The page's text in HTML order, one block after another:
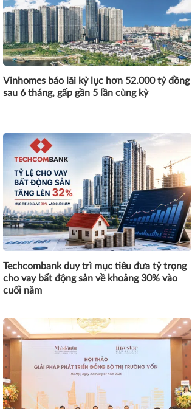
Vinhomes báo lãi kỷ lục hơn 52.000 tỷ đồng
sau 6 tháng, gấp gần 5 lần cùng kỳ
Techcombank duy trì mục tiêu đưa tỷ trọng
cho vay bất động sản về khoảng 30% vào
cuối năm